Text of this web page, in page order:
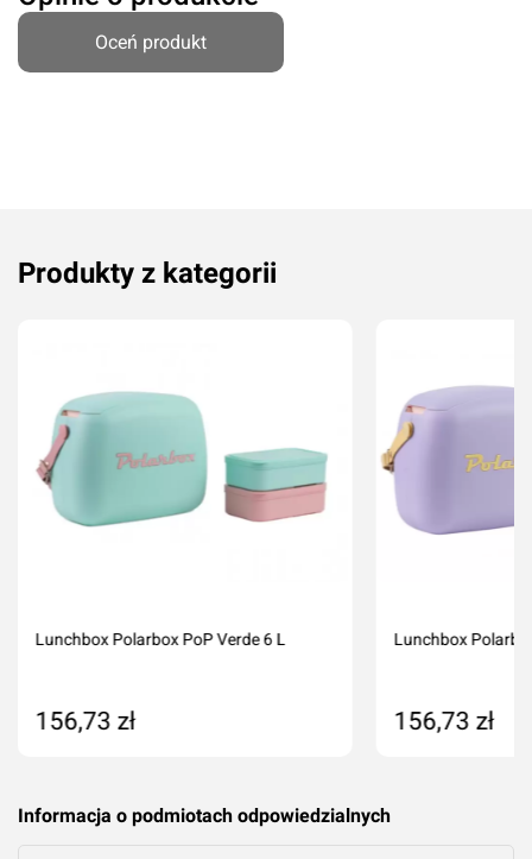
Oceń produkt
Komentarz*
Produkty z kategorii
Lunchbox Polarbox PoP Verde 6 L
156,73 zł
Lunchbox
156,73 zł
Informacja o podmiotach odpowiedzialnych